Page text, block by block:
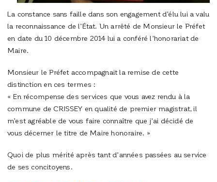
La constance sans faille dans son engagement d’élu lui a valu
la reconnaissance de l’État. Un arrêté de Monsieur le Préfet
en date du 10 décembre 2014 lui a conféré l’honorariat de
Maire.
Monsieur le Préfet accompagnait la remise de cette
distinction en ces termes :
« En récompense des services que vous avez rendu à la
commune de CRISSEY en qualité de premier magistrat, il
m’est agréable de vous faire connaître que j’ai décidé de
vous décerner le titre de Maire honoraire. »
Quoi de plus mérité après tant d’années passées au service
de ses concitoyens.